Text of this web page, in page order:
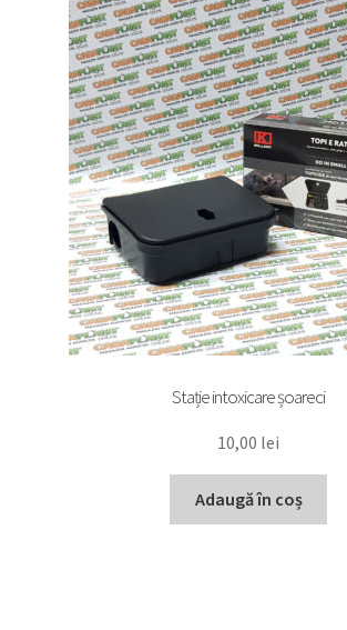
Stație intoxicare șoareci
10,00 lei
Adaugă în coș